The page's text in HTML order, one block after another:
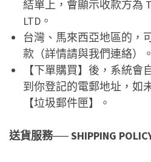
結單上，會顯示收款方為
LTD。
台灣、馬來西亞地區的，
款（詳情請與我們連絡）。
【下單購買】後，系統會
到你登記的電郵地址，如
【垃圾郵件匣】。
送貨服務── SHIPPING